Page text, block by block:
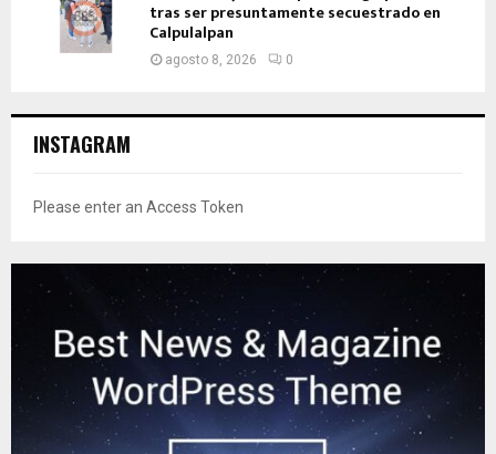
tras ser presuntamente secuestrado en
Calpulalpan
agosto 8, 2026 0
INSTAGRAM
Please enter an Access Token